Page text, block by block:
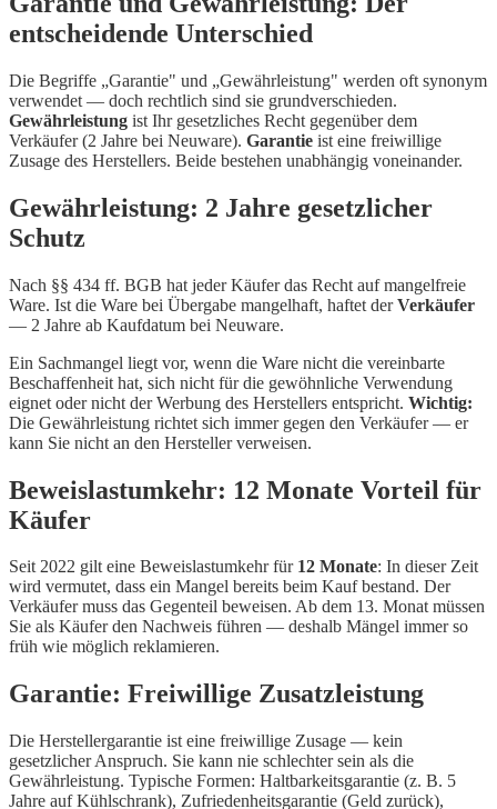
entscheidende Unterschied
Die Begriffe „Garantie" und „Gewährleistung" werden oft synonym
verwendet — doch rechtlich sind sie grundverschieden.
Gewährleistung ist Ihr gesetzliches Recht gegenüber dem
Verkäufer (2 Jahre bei Neuware). Garantie ist eine freiwillige
Zusage des Herstellers. Beide bestehen unabhängig voneinander.
Gewährleistung: 2 Jahre gesetzlicher
Schutz
Nach §§ 434 ff. BGB hat jeder Käufer das Recht auf mangelfreie
Ware. Ist die Ware bei Übergabe mangelhaft, haftet derVerkäufer
— 2 Jahre ab Kaufdatum bei Neuware.
Ein Sachmangel liegt vor, wenn die Ware nicht die vereinbarte
Beschaffenheit hat, sich nicht für die gewöhnliche Verwendung
eignet oder nicht der Werbung des Herstellers entspricht. Wichtig:
Die Gewährleistung richtet sich immer gegen den Verkäufer — er
kann Sie nicht an den Hersteller verweisen.
Beweislastumkehr: 12 Monate Vorteil für
Käufer
Seit 2022 gilt eine Beweislastumkehr für 12 Monate: In dieser Zeit
wird vermutet, dass ein Mangel bereits beim Kauf bestand. Der
Verkäufer muss das Gegenteil beweisen. Ab dem 13. Monat müssen
Sie als Käufer den Nachweis führen — deshalb Mängel immer so
früh wie möglich reklamieren.
Garantie: Freiwillige Zusatzleistung
Die Herstellergarantie ist eine freiwillige Zusage — kein
gesetzlicher Anspruch. Sie kann nie schlechter sein als die
Gewährleistung. Typische Formen: Haltbarkeitsgarantie (z. B. 5
Jahre auf Kühlschrank), Zufriedenheitsgarantie (Geld zurück),